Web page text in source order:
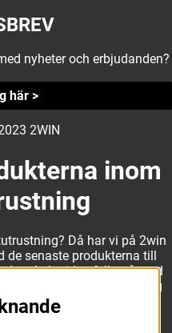
nyheter och erbjudanden?
här >
2WIN
inom
Då har vi på 2win
de senaste produkterna till
att hela tiden fylla på med
till ett naturligt val för dig
alla andra märken.